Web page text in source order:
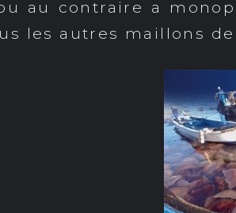
au contraire a
les autres maillons